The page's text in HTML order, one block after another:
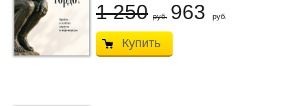
1 250 руб. 963 руб.
Купить